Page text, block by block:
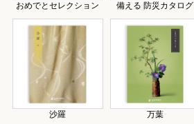
おめでとセレクション 備える 防災カタログ
沙羅 万葉